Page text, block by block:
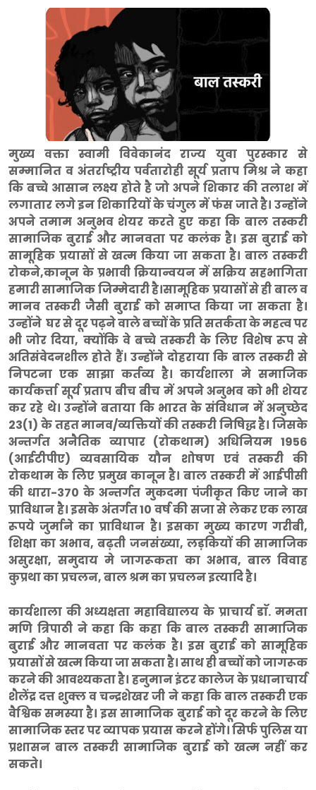
मुख्य वक्ता स्वामी विवेकानंद राज्य युवा पुरस्कार से
सम्मानित व अंतर्राष्ट्रीय पर्वतारोही सूर्य प्रताप मिश्र ने कहा
कि बच्चे आसान लक्ष्य होते है जो अपने शिकार की तलाश में
लगातार लगे इन शिकारियों के चंगुल में फंस जाते है। उन्होंने
अपने तमाम अनुभव शेयर करते हुए कहा कि बाल तस्करी
सामाजिक बुराई और मानवता पर कलंक है। इस बुराई को
सामूहिक प्रयासों से खत्म किया जा सकता है। बाल तस्करी
रोकने,कानून के प्रभावी क्रियान्वयन में सक्रिय सहभागिता
हमारी सामाजिक जिम्मेदारी है।सामूहिक प्रयासों से ही बाल व
मानव तस्करी जैसी बुराई को समाप्त किया जा सकता है।
उन्होंने घर से दूर पढ़ने वाले बच्चों के प्रति सतर्कता के महत्व पर
भी जोर दिया, क्योंकि वे बच्चे तस्करी के लिए विशेष रूप से
अतिसंवेदनशील होते हैं। उन्होंने दोहराया कि बाल तस्करी से
निपटना एक साझा कर्तव्य है। कार्यशाला मे समाजिक
कार्यकर्त्ता सूर्य प्रताप बीच बीच में अपने अनुभव को भी शेयर
कर रहे थे। उन्होंने बताया कि भारत के संविधान में अनुच्छेद
23(1) के तहत मानव/व्यक्तियों की तस्करी निषिद्ध है। जिसके
अन्तर्गत अनैतिक व्यापार (रोकथाम) अधिनियम 1956
(आईटीपीए) व्यवसायिक यौन शोषण एवं तस्करी की
रोकथाम के लिए प्रमुख कानून है। बाल तस्करी में आईपीसी
की धारा-370 के अन्तर्गत मुकदमा पंजीकृत किए जाने का
प्राविधान है। इसके अंतर्गत 10 वर्ष की सजा से लेकर एक लाख
रूपये जुर्माने का प्राविधान है। इसका मुख्य कारण गरीबी,
शिक्षा का अभाव, बढ़ती जनसंख्या, लड़कियों की सामाजिक
असुरक्षा, समुदाय मे जागरूकता का अभाव, बाल विवाह
कुप्रथा का प्रचलन, बाल श्रम का प्रचलन इत्यादि है।
कार्यशाला की अध्यक्षता महाविद्यालय के प्राचार्य डाॅ. ममता
मणि त्रिपाठी ने कहा कि कहा कि बाल तस्करी सामाजिक
बुराई और मानवता पर कलंक है। इस बुराई को सामूहिक
प्रयासों से खत्म किया जा सकता है। साथ ही बच्चों को जागरूक
करने की आवश्यकता है। हनुमान इंटर कालेज के प्रधानाचार्य
शैलेंद्र दत्त शुक्ल व चन्द्रशेखर जी ने कहा कि बाल तस्करी एक
वैश्विक समस्या है। इस सामाजिक बुराई को दूर करने के लिए
सामाजिक स्तर पर व्यापक प्रयास करने होंगे। सिर्फ पुलिस या
प्रशासन बाल तस्करी सामाजिक बुराई को खत्म नहीं कर
सकते।